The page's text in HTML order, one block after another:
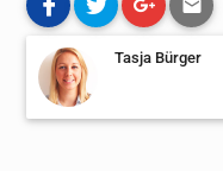
Tasja Bürger